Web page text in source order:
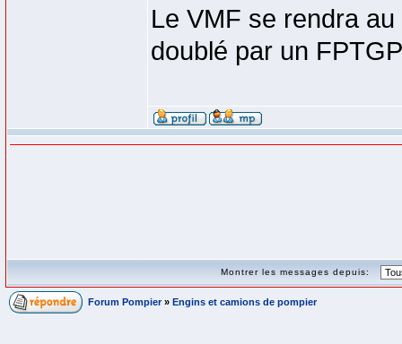
Le VMF se rendra
doublé par un
Montrer les messages depuis:
Forum Pompier » Engins et camions de pompier